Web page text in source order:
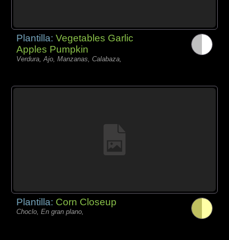
Plantilla:Vegetables Garlic
Apples Pumpkin
Verdura, Ajo, Manzanas, Calabaza,
Plantilla: Corn Closeup
Choclo, En gran plano,